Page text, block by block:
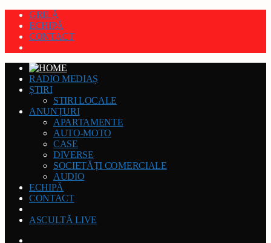
GRILĂ
ECHIPĂ
CONTACT
RADIO MEDIAȘ
ȘTIRI
STIRI LOCALE
ANUNȚURI
APARTAMENTE
AUTO-MOTO
CASE
DIVERSE
SOCIETĂȚI COMERCIALE
AUDIO
ECHIPĂ
CONTACT
ASCULTĂ LIVE